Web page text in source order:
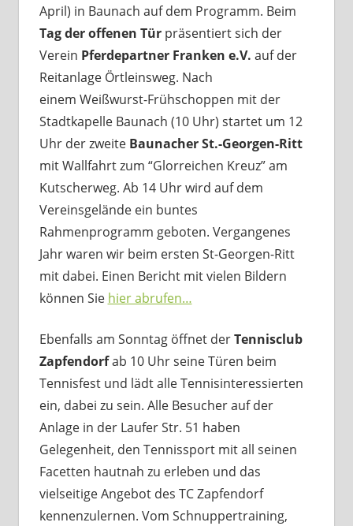
April) in Baunach auf dem Programm. Beim
Tag der offenen Türpräsentiert sich der
Verein Pferdepartner Franken e.V. auf der
Reitanlage Örtleinsweg. Nach
einem Weißwurst-Frühschoppen mit der
Stadtkapelle Baunach (10 Uhr) startet um 12
Uhr der zweite Baunacher St.-Georgen-Ritt
mit Wallfahrt zum “Glorreichen Kreuz” am
Kutscherweg. Ab 14 Uhr wird auf dem
Vereinsgelände ein buntes
Rahmenprogramm geboten. Vergangenes
Jahr waren wir beim ersten St-Georgen-Ritt
mit dabei. Einen Bericht mit vielen Bildern
können Sie hier abrufen…
Ebenfalls am Sonntag öffnet derTennisclub
Zapfendorfab 10 Uhr seine Türen beim
Tennisfest und lädt alle Tennisinteressierten
ein, dabei zu sein. Alle Besucher auf der
Anlage in der Laufer Str. 51 haben
Gelegenheit, den Tennissport mit all seinen
Facetten hautnah zu erleben und das
vielseitige Angebot des TC Zapfendorf
kennenzulernen. Vom Schnuppertraining,